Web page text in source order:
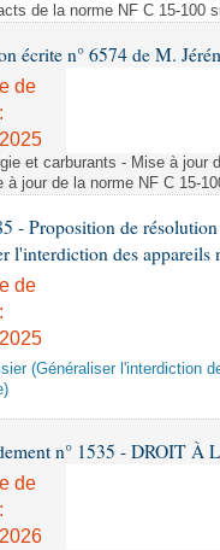
de la norme NF C 15-100
écrite n° 6574 de M.
de
et carburants - Mise à jour
à jour de la norme NF C 15-
- Proposition de
l'interdiction des appareils
de
(Généraliser l'interdiction
n° 1535 - DROIT À
de